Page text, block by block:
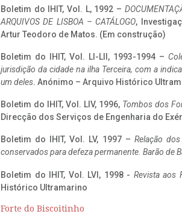
Boletim do IHIT, Vol. L, 1992 –
ARQUIVOS DE LISBOA – CATÁLOGO,
Artur Teodoro de Matos. (Em construção)
Boletim do IHIT, Vol. LI-LII, 1993-1994 –
jurisdição da cidade na ilha Terceira, com a
um deles. Anónimo – Arquivo Histórico
Boletim do IHIT, Vol. LIV, 1996, Tombos dos
Direcção dos Serviços de Engenharia do
Boletim do IHIT, Vol. LV, 1997 – Relação
conservados para defeza permanente. Barão de
Boletim do IHIT, Vol. LVI, 1998 - Revista aos
Histórico Ultramarino
Forte do Biscoitinho